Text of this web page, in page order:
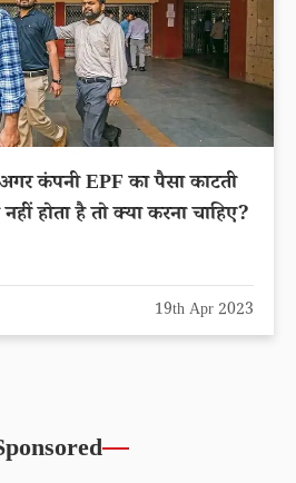
कंपनी EPF का पैसा काटती
होता है तो क्या करना चाहिए?
19th Apr 2023